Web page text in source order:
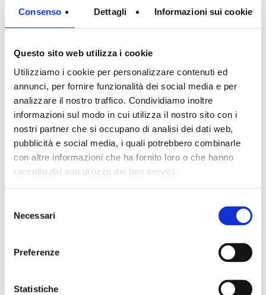
Consenso Dettagli Informazioni sui cookie
Questo sito web utilizza i cookie
Utilizziamo i cookie per personalizzare contenuti ed
annunci, per fornire funzionalità dei social media e per
analizzare il nostro traffico. Condividiamo inoltre
informazioni sul modo in cui utilizza il nostro sito con i
nostri partner che si occupano di analisi dei dati web,
pubblicità e social media, i quali potrebbero combinarle
con altre informazioni che ha fornito loro o che hanno
raccolto dal suo utilizzo dei loro servizi.
delNecessari
Preferenze
Statistiche
Numero di telefono.:
RICERCA IMMOBILE
Dove:Città